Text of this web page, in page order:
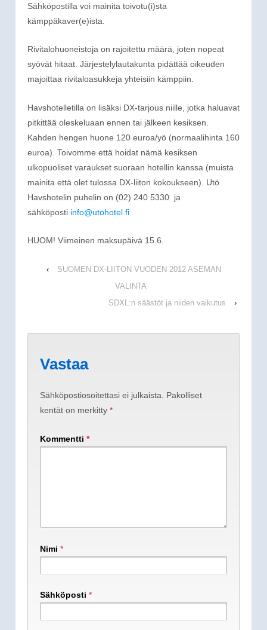
Sähköpostilla voi mainita toivotu(i)sta
kämppäkaver(e)ista.
Rivitalohuoneistoja on rajoitettu määrä, joten nopeat
syövät hitaat. Järjestelylautakunta pidättää oikeuden
majoittaa rivitaloasukkeja yhteisiin kämppiin.
Havshotelletilla on lisäksi DX-tarjous niille, jotka haluavat
pitkittää oleskeluaan ennen tai jälkeen kesiksen.
Kahden hengen huone 120 euroa/yö (normaalihinta 160
euroa). Toivomme että hoidat nämä kesiksen
ulkopuoliset varaukset suoraan hotellin kanssa (muista
mainita että olet tulossa DX-liiton kokoukseen). Utö
Havshotelin puhelin on (02) 240 5330 ja
sähköposti info@utohotel.fi
HUOM! Viimeinen maksupäivä 15.6.
‹
SUOMEN DX-LIITON VUODEN 2012 ASEMAN
VALINTA
›
Vastaa
Sähköpostiosoitettasi ei julkaista. Pakolliset
kentät on merkitty *
Kommentti *
Nimi *
Sähköposti *